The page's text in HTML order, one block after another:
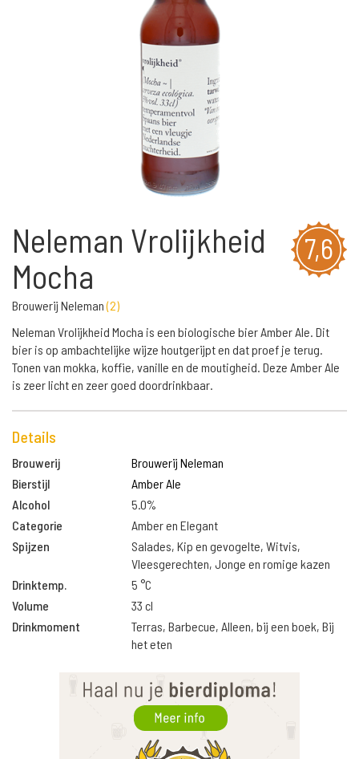
7,6
Neleman Vrolijkheid
Mocha
Brouwerij Neleman(2)
Neleman Vrolijkheid Mocha is een biologische bier Amber Ale. Dit
bier is op ambachtelijke wijze houtgerijpt en dat proef je terug.
Tonen van mokka, koffie, vanille en de moutigheid. Deze Amber Ale
is zeer licht en zeer goed doordrinkbaar.
Details
Brouwerij
Brouwerij Neleman
Bierstijl
Amber Ale
Alcohol
5.0%
Categorie
Amber en Elegant
Spijzen
Salades, Kip en gevogelte, Witvis,
Vleesgerechten, Jonge en romige kazen
Drinktemp.
5 °C
Volume
33 cl
Drinkmoment
Terras, Barbecue, Alleen, bij een boek, Bij
het eten